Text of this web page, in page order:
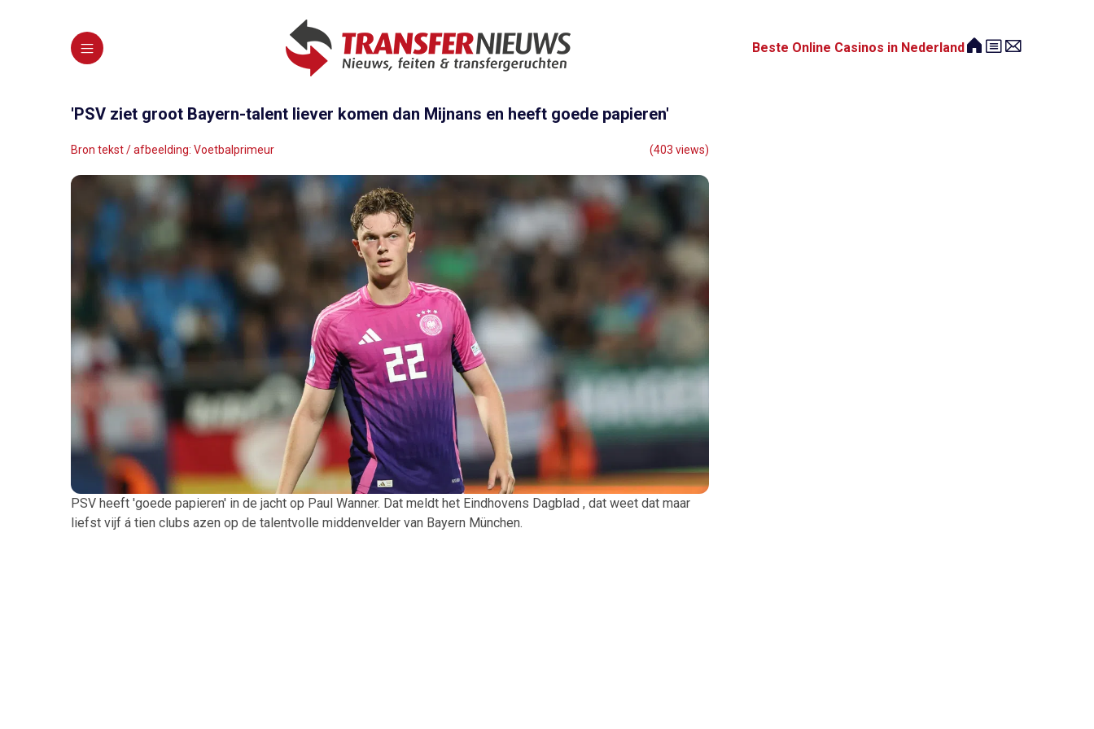
Beste Online Casinos in Nederland
'PSV ziet groot Bayern-talent liever komen dan Mijnans en heeft goede papieren'
Bron tekst / afbeelding: Voetbalprimeur (403 views)
PSV heeft 'goede papieren' in de jacht op Paul Wanner. Dat meldt het Eindhovens Dagblad , dat weet dat maar
liefst vijf á tien clubs azen op de talentvolle middenvelder van Bayern München.